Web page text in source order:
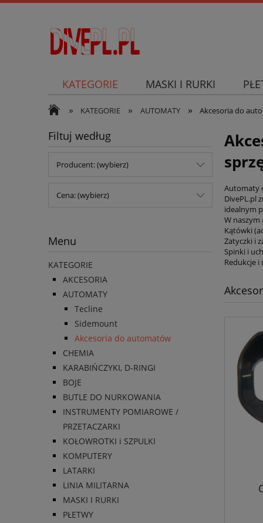
KATEGORIE MASKI I RURKI
SKUTER PODWODNY
» KATEGORIE » AUTOMATY » Akcesoria do
Filtuj według
Producent: (wybierz)
Cena: (wybierz)
Menu
KATEGORIE
AKCESORIA
AUTOMATY
Tecline
Sidemount
Akcesoria do automatów
CHEMIA
KARABIŃCZYKI, D-RINGI
BOJE
BUTLE DO NURKOWANIA
INSTRUMENTY POMIAROWE /
PRZETACZARKI
KOŁOWROTKI i SZPULKI
KOMPUTERY
LATARKI
LINIA MILITARNA
MASKI I RURKI
PŁETWY
Automaty
DivePL.pl
idealnym
W
Kątówki
Zatyczki i
Spinki i
Redukcje